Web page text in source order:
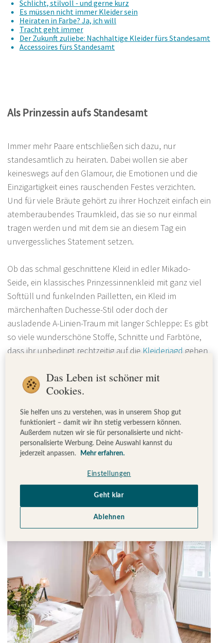
Schlicht, stilvoll - und gerne kurz
Es müssen nicht immer Kleider sein
Heiraten in Farbe? Ja, ich will
Tracht geht immer
Der Zukunft zuliebe: Nachhaltige Kleider fürs Standesamt
Accessoires fürs Standesamt
Als Prinzessin aufs Standesamt
Immer mehr Paare entschließen sich dazu, nur
standesamtlich zu heiraten. Dabei wollen sie aber
keineswegs auf den Glamour, die Emotionen und die
Einzigartigkeit eines rauschenden Festes verzichten.
Und für viele Bräute gehört zu ihrer Hochzeit einfach ein
atemberaubendes Traumkleid, das sie so nur einmal
tragen werden und mit dem sie an diesem Tag ein
unvergessliches Statement setzen.
Ob das schmal geschnittene Kleid in edler Mikado-
Seide, ein klassisches Prinzessinnenkleid mit ganz viel
Softtüll und funkelnden Pailletten, ein Kleid im
märchenhaften Duchesse-Stil oder doch der
ausladende A-Linien-Traum mit langer Schleppe: Es gibt
so viele wunderschöne Stoffe, Schnitte und Farbtöne,
dass ihr unbedingt rechtzeitig auf die Kleiderjagd gehen
Gerade wenn es sich um eine Maßanfertigung handelt,
kann die Lieferzeit einer Robe mehrere Monate dauern.
Die Brautmodendesignerin und AutorinSanna
Lindströmzeigt mit ihrer Kollektion, welche
traumschönen Roben ihr auch fürs Standesamt tragen
könnt:
Das Leben ist schöner mit
Cookies.
Sie helfen uns zu verstehen, was in unserem Shop gut
funktioniert – damit wir ihn stetig verbessern können.
Außerdem nutzen wir sie für personalisierte und nicht-
personalisierte Werbung. Deine Auswahl kannst du
jederzeit anpassen.
Mehr erfahren.
Einstellungen
Ablehnen
Geht klar